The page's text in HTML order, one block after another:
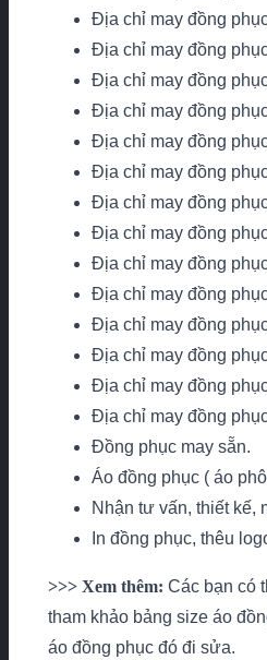
Địa chỉ may đồng
Địa chỉ may đồng
Địa chỉ may đồng
Địa chỉ may đồng
Địa chỉ may đồng
Địa chỉ may đồng
Địa chỉ may đồng
Địa chỉ may đồng
Địa chỉ may đồng
Địa chỉ may đồng
Địa chỉ may đồng
Địa chỉ may đồng
Địa chỉ may đồng
Địa chỉ may đồng
Đồng phục may sẵn.
Áo đồng phục ( áo
Nhận tư vấn, thiết kế,
In đồng phục, thêu
>>> Xem thêm: Các bạn có
tham khảo bảng size áo
áo đồng phục đó đi sửa.